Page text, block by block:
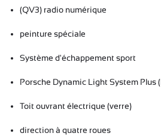
(QV3) radio numérique
peinture spéciale
Système d'échappement sport
Porsche Dynamic Light System Plus
Toit ouvrant électrique (verre)
direction à quatre roues